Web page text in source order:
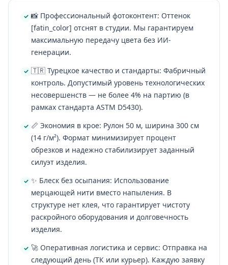
📸 Профессиональный фотоконтент: Оттенок
[fatin_color] отснят в студии. Мы гарантируем
максимальную передачу цвета без ИИ-
генерации.
🇹🇷 Турецкое качество и стандарты: Фабричный
контроль. Допустимый уровень технологических
несовершенств — не более 4% на партию (в
рамках стандарта ASTM D5430).
📏 Экономия в крое: Рулон 50 м, ширина 300 см
(14 г/м²). Формат минимизирует процент
обрезков и надежно стабилизирует заданный
силуэт изделия.
✨ Блеск без осыпания: Использование
мерцающей нити вместо напыления. В
структуре нет клея, что гарантирует чистоту
раскройного оборудования и долговечность
изделия.
🚀 Оперативная логистика и сервис: Отправка на
следующий день (ТК или курьер). Каждую заявку